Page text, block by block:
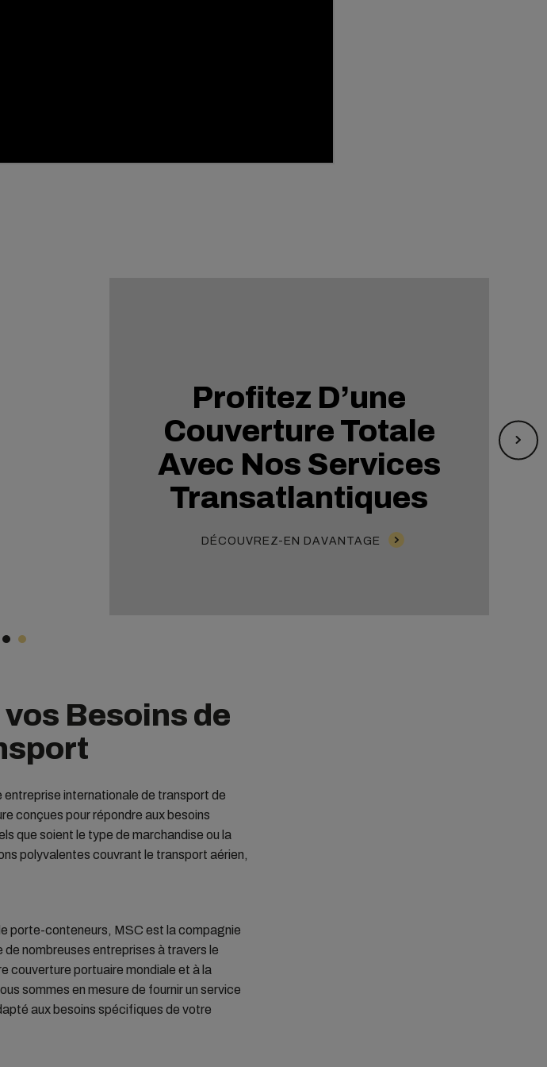
Profitez D’une
Couverture Totale
Avec Nos Services
Transatlantiques
DÉCOUVREZ-EN DAVANTAGE
Besoins de
entreprise internationale de transport de
conçues pour répondre aux besoins
que soient le type de marchandise ou la
polyvalentes couvrant le transport aérien,
porte-conteneurs, MSC est la compagnie
nombreuses entreprises à travers le
couverture portuaire mondiale et à la
sommes en mesure de fournir un service
aux besoins spécifiques de votre